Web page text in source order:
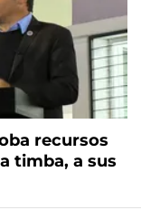
recursos
timba, a sus